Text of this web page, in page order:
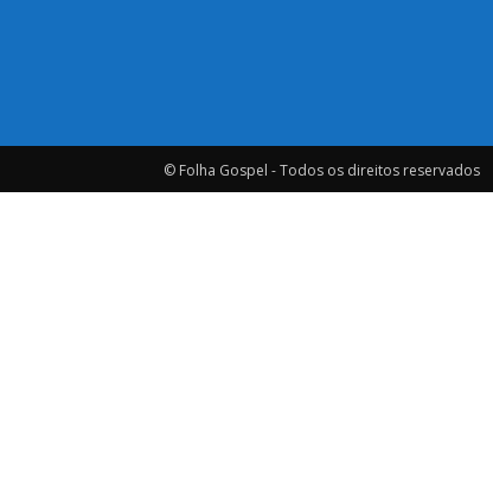
© Folha Gospel - Todos os direitos reservados